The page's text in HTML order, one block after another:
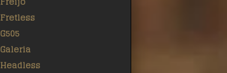
Fretless
G505
Galeria
Headless